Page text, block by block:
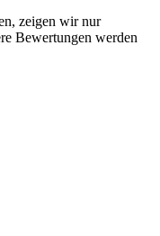
zeigen wir nur
Bewertungen werden